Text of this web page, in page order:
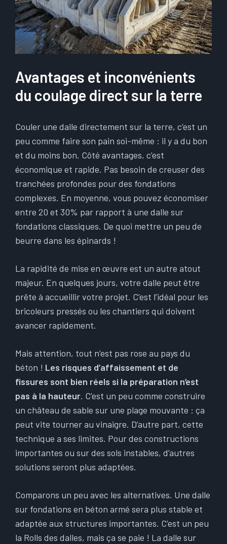
Avantages et inconvénients
du coulage direct sur la terre
Couler une dalle directement sur la terre, c’est un
peu comme faire son pain soi-même : il y a du bon
et du moins bon. Côté avantages, c’est
économique et rapide. Pas besoin de creuser des
tranchées profondes pour des fondations
complexes. En moyenne, vous pouvez économiser
entre 20 et 30% par rapport à une dalle sur
fondations classiques. De quoi mettre un peu de
beurre dans les épinards !
La rapidité de mise en œuvre est un autre atout
majeur. En quelques jours, votre dalle peut être
prête à accueillir votre projet. C’est l’idéal pour les
bricoleurs pressés ou les chantiers qui doivent
avancer rapidement.
Mais attention, tout n’est pas rose au pays du
béton ! Les risques d’affaissement et de
fissures sont bien réels si la préparation n’est
pas à la hauteur. C’est un peu comme construire
un château de sable sur une plage mouvante : ça
peut vite tourner au vinaigre. D’autre part, cette
technique a ses limites. Pour des constructions
importantes ou sur des sols instables, d’autres
solutions seront plus adaptées.
Comparons un peu avec les alternatives. Une dalle
sur fondations en béton armé sera plus stable et
adaptée aux structures importantes. C’est un peu
la Rolls des dalles, mais ça se paie ! La dalle sur